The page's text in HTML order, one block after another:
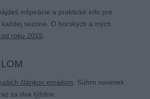
inšpirácie a praktické info pre
sezóne. O horských a iných
roku 2015
článkov emailom . Súhrn noviniek
za dva týždne.